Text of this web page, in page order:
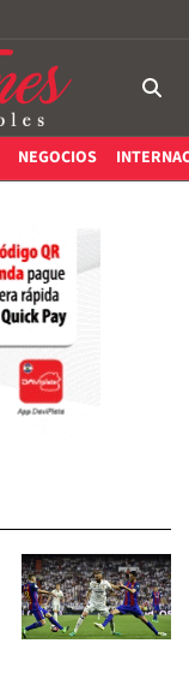
NEGOCIOS